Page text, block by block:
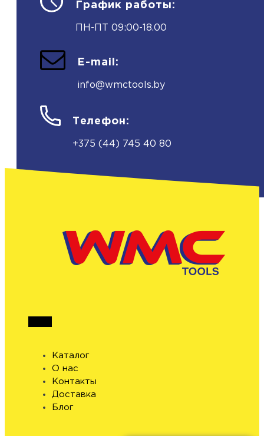
График работы:
ПН-ПТ 09:00-18.00
E-mail:
info@wmctools.by
Телефон:
+375 (44) 745 40 80
Каталог
О нас
Контакты
Доставка
Блог